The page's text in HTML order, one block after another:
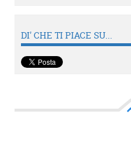
DI' CHE TI PIACE SU...